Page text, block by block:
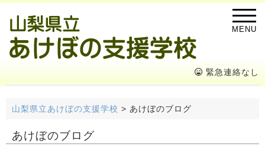
MENU
緊急連絡なし
山梨県立あけぼの支援学校 > あけぼのブログ
あけぼのブログ